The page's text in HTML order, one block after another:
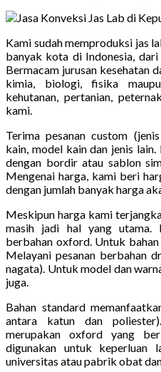
Kami sudah memproduksi jas
banyak kota di Indonesia, dari
Bermacam jurusan kesehatan
kimia, biologi, fisika
kehutanan, pertanian,
kami.
Terima pesanan custom
kain, model kain dan jenis lain.
dengan bordir atau sablon
Mengenai harga, kami beri
dengan jumlah banyak harga
Meskipun harga kami
masih jadi hal yang utama.
berbahan oxford. Untuk bahan
Melayani pesanan berbahan
nagata). Untuk model dan
juga.
Bahan standard
antara katun dan
merupakan oxford yang
digunakan untuk keperluan
universitas atau pabrik obat